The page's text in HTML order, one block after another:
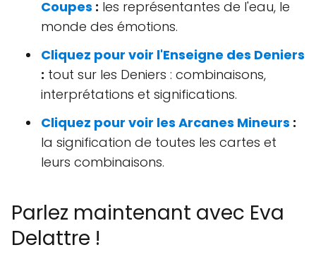
Coupes : les représentantes de l'eau, le
monde des émotions.
Cliquez pour voir l'Enseigne des Deniers
: tout sur les Deniers : combinaisons,
interprétations et significations.
Cliquez pour voir les Arcanes Mineurs :
la signification de toutes les cartes et
leurs combinaisons.
Parlez maintenant avec Eva
Delattre !